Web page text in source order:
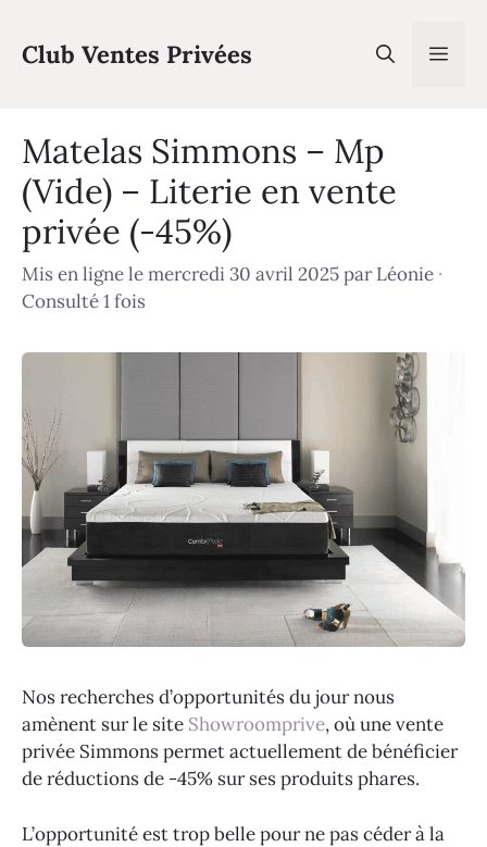
contenu
Club Ventes Privées
Matelas Simmons – Mp
(Vide) – Literie en vente
privée (-45%)
Mis en ligne le mercredi 30 avril 2025parLéonie ·
Consulté 1 fois
Nos recherches d’opportunités du jour nous
amènent sur le site Showroomprive, où une vente
privée Simmons permet actuellement de bénéficier
de réductions de -45% sur ses produits phares.
L’opportunité est trop belle pour ne pas céder à la